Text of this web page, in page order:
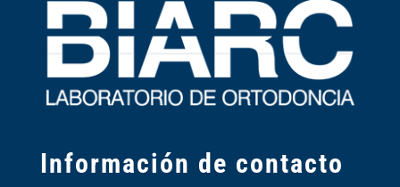
Información de contacto